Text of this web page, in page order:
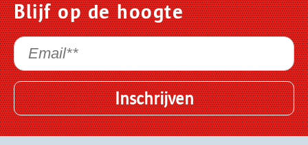
Blijf op de hoogte